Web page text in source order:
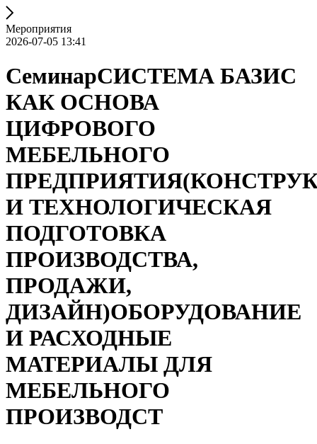
Мероприятия
2026-07-05 13:41
СеминарСИСТЕМА БАЗИС
КАК ОСНОВА
ЦИФРОВОГО
МЕБЕЛЬНОГО
И ТЕХНОЛОГИЧЕСКАЯ
ПОДГОТОВКА
ПРОИЗВОДСТВА,
ПРОДАЖИ,
ДИЗАЙН)ОБОРУДОВАНИЕ
И РАСХОДНЫЕ
МАТЕРИАЛЫ ДЛЯ
МЕБЕЛЬНОГО
ПРОИЗВОДСТ